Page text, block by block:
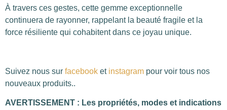
À travers ces gestes, cette gemme exceptionnelle
continuera de rayonner, rappelant la beauté fragile et la
force résiliente qui cohabitent dans ce joyau unique.
Suivez nous sur facebook et instagram pour voir tous nos
nouveaux produits..
AVERTISSEMENT : Les propriétés, modes et indications